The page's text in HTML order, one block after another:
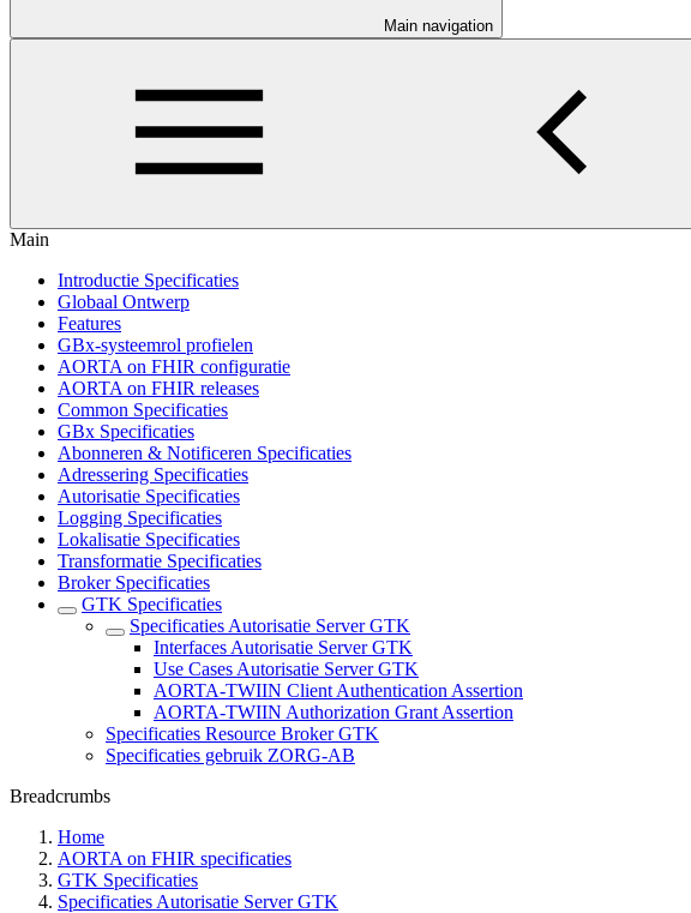
Main navigation
Main
Introductie Specificaties
Globaal Ontwerp
Features
GBx-systeemrol profielen
AORTA on FHIR configuratie
AORTA on FHIR releases
Common Specificaties
GBx Specificaties
Abonneren & Notificeren Specificaties
Adressering Specificaties
Autorisatie Specificaties
Logging Specificaties
Lokalisatie Specificaties
Transformatie Specificaties
Broker Specificaties
GTK Specificaties
Specificaties Autorisatie Server GTK
Interfaces Autorisatie Server GTK
Use Cases Autorisatie Server GTK
AORTA-TWIIN Client Authentication Assertion
AORTA-TWIIN Authorization Grant Assertion
Specificaties Resource Broker GTK
Specificaties gebruik ZORG-AB
Breadcrumbs
Home
AORTA on FHIR specificaties
GTK Specificaties
Specificaties Autorisatie Server GTK